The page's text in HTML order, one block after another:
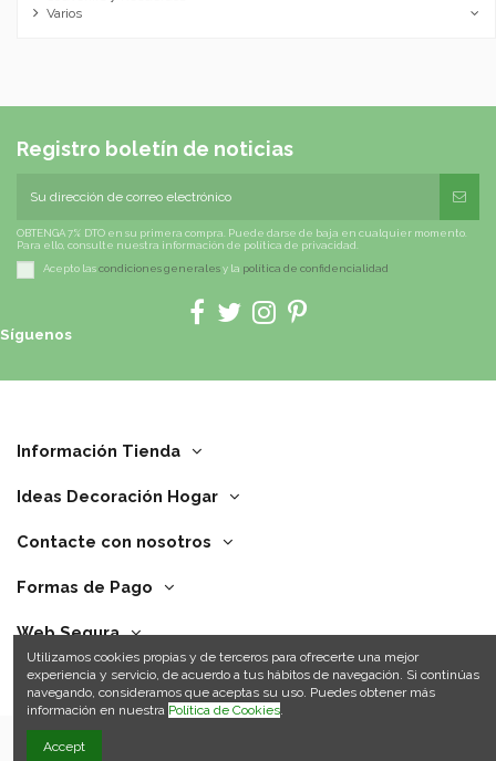
Varios
Registro boletín de noticias
OBTENGA 7% DTO en su primera compra. Puede darse de baja en cualquier momento.
Para ello, consulte nuestra información de política de privacidad.
Acepto lascondiciones generalesy la política de confidencialidad
Síguenos
Información Tienda
Ideas Decoración Hogar
Contacte con nosotros
Formas de Pago
Web Segura
Utilizamos cookies propias y de terceros para ofrecerte una mejor
experiencia y servicio, de acuerdo a tus hábitos de navegación. Si continúas
navegando, consideramos que aceptas su uso. Puedes obtener más
información en nuestra Política de Cookies.
Accept